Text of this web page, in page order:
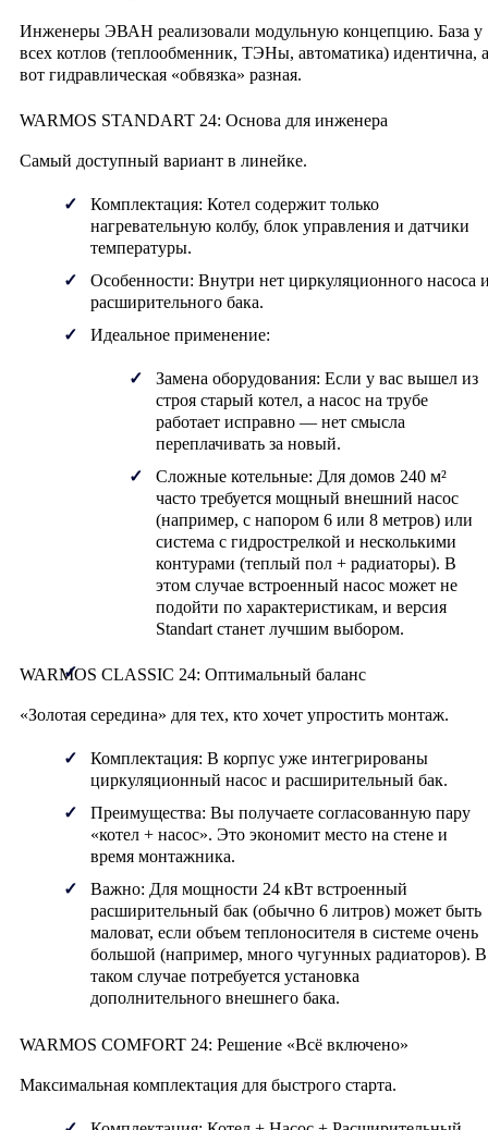
Инженеры ЭВАН реализовали модульную концепцию. База у
всех котлов (теплообменник, ТЭНы, автоматика) идентична, а
вот гидравлическая «обвязка» разная.
WARMOS STANDART 24: Основа для инженера
Самый доступный вариант в линейке.
Комплектация: Котел содержит только
нагревательную колбу, блок управления и датчики
температуры.
Особенности: Внутри нет циркуляционного насоса
расширительного бака.
Идеальное применение:
Замена оборудования: Если у вас вышел из
строя старый котел, а насос на трубе
работает исправно — нет смысла
переплачивать за новый.
Сложные котельные: Для домов 240 м²
часто требуется мощный внешний насос
(например, с напором 6 или 8 метров) или
система с гидрострелкой и несколькими
контурами (теплый пол + радиаторы). В
этом случае встроенный насос может не
подойти по характеристикам, и версия
Standart станет лучшим выбором.
WARMOS CLASSIC 24: Оптимальный баланс
«Золотая середина» для тех, кто хочет упростить монтаж.
Комплектация: В корпус уже интегрированы
циркуляционный насос и расширительный бак.
Преимущества: Вы получаете согласованную пару
«котел + насос». Это экономит место на стене и
время монтажника.
Важно: Для мощности 24 кВт встроенный
расширительный бак (обычно 6 литров) может быть
маловат, если объем теплоносителя в системе очень
большой (например, много чугунных радиаторов). В
таком случае потребуется установка
дополнительного внешнего бака.
WARMOS COMFORT 24: Решение «Всё включено»
Максимальная комплектация для быстрого старта.